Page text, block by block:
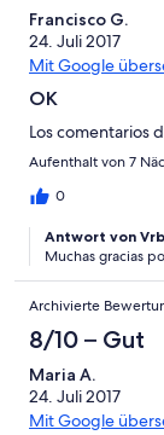
Francisco G.
24. Juli 2017
Mit Google
OK
Los comentarios
Aufenthalt von 7
0
Antwort von
Muchas gracias
Archivierte
8/10 – Gut
Maria A.
24. Juli 2017
Mit Google